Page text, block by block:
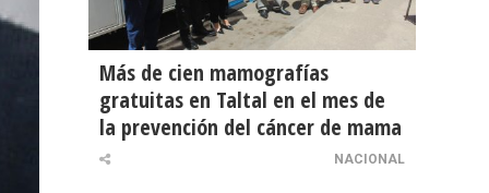
Más de cien mamografías
gratuitas en Taltal en el mes de
la prevención del cáncer de mama
NACIONAL